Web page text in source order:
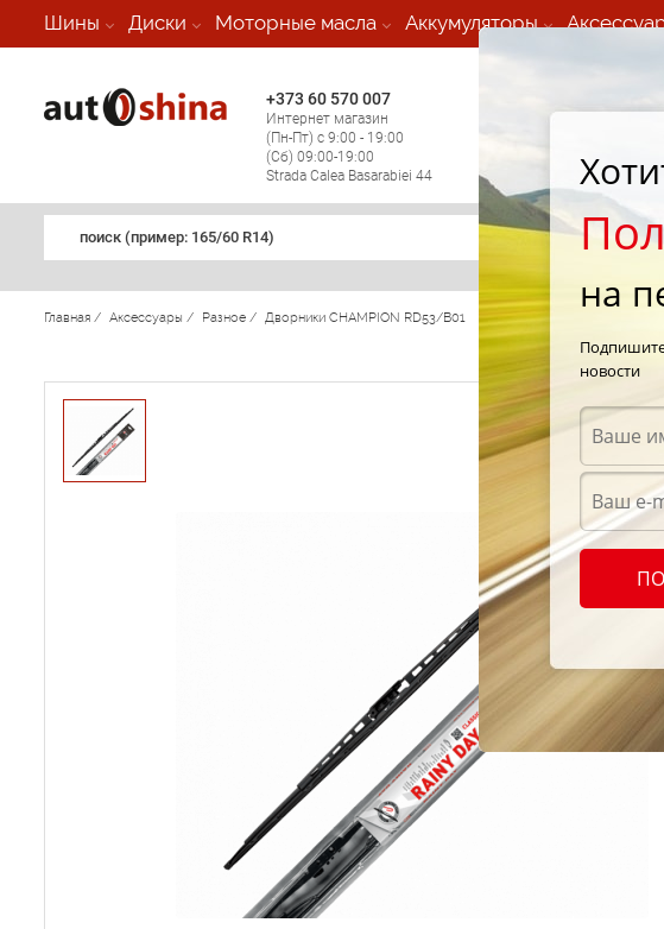
Шины Диски Моторные масла Аккумуляторы
+373 60 570 007
Интернет магазин
(Пн-Пт) с 9:00 - 19:00
(Сб) 09:00-19:00
Strada Calea Basarabiei 44
Мобильный шиномонтаж
поиск (примеp: 165/60 R14)
Главная / Аксессуары / Разное / Дворники CHAMPION RD53/B01
на
новости